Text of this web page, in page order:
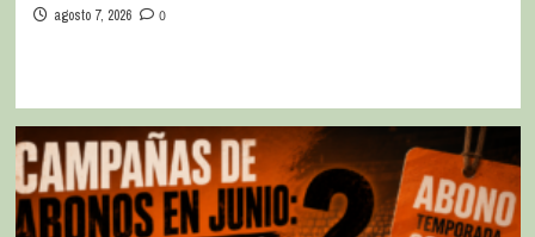
agosto 7, 2026 0